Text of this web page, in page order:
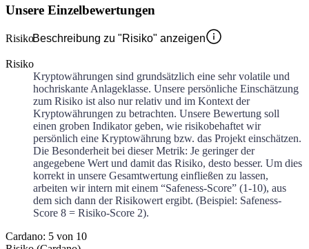
Unsere Einzelbewertungen
RisikoBeschreibung zu "Risiko" anzeigen
Risiko
Kryptowährungen sind grundsätzlich eine sehr volatile und
hochriskante Anlageklasse. Unsere persönliche Einschätzung
zum Risiko ist also nur relativ und im Kontext der
Kryptowährungen zu betrachten. Unsere Bewertung soll
einen groben Indikator geben, wie risikobehaftet wir
persönlich eine Kryptowährung bzw. das Projekt einschätzen.
Die Besonderheit bei dieser Metrik: Je geringer der
angegebene Wert und damit das Risiko, desto besser. Um dies
korrekt in unsere Gesamtwertung einfließen zu lassen,
arbeiten wir intern mit einem “Safeness-Score” (1-10), aus
dem sich dann der Risikowert ergibt. (Beispiel: Safeness-
Score 8 = Risiko-Score 2).
Cardano: 5 von 10